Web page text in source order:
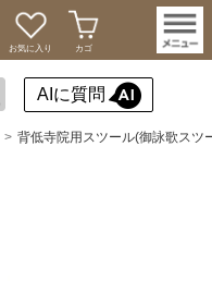
お気に入り カゴ
AIに質問
背低寺院用スツール(御詠歌スツ